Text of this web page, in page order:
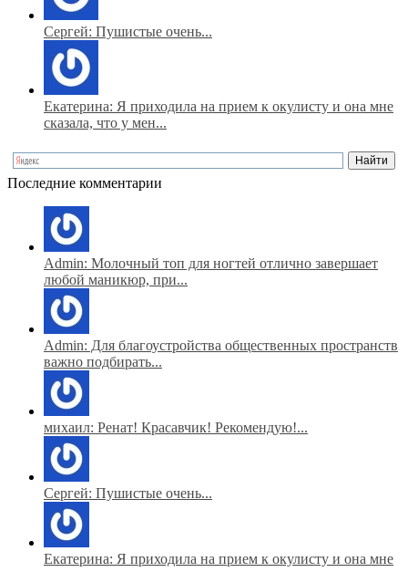
Сергей: Пушистые очень...
Екатерина: Я приходила на прием к окулисту и она мне
сказала, что у мен...
Последние комментарии
Admin: Молочный топ для ногтей отлично завершает
любой маникюр, при...
Admin: Для благоустройства общественных пространств
важно подбирать...
михаил: Ренат! Красавчик! Рекомендую!...
Сергей: Пушистые очень...
Екатерина: Я приходила на прием к окулисту и она мне